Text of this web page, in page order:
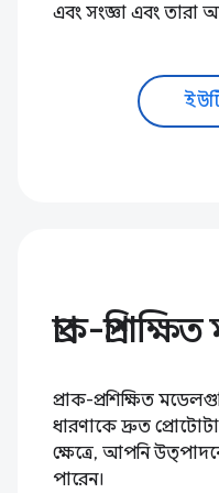
এবং সংজ্ঞা এবং
প্রাক-
প্রাক-প্রশিক্ষিত
ধারণাকে দ্রুত
ক্ষেত্রে, আপনি
পারেন।